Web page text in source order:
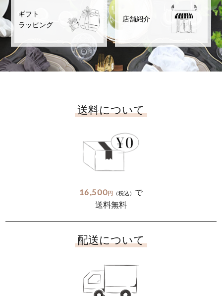
ギフト
ラッピング
店舗紹介
送料について
16,500円 （税込） で
送料無料
配送について